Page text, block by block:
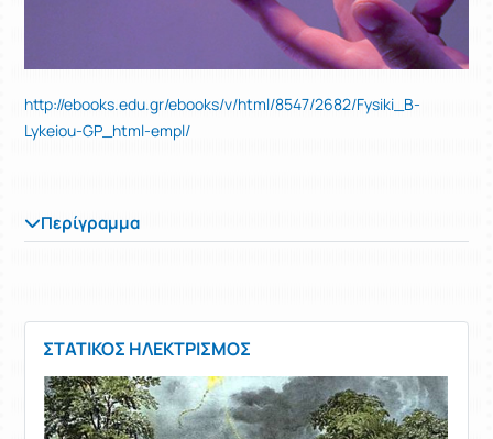
http://ebooks.edu.gr/ebooks/v/html/8547/2682/Fysiki_B-
Lykeiou-GP_html-empl/
Περίγραμμα
ΣΤΑΤΙΚΟΣ ΗΛΕΚΤΡΙΣΜΟΣ